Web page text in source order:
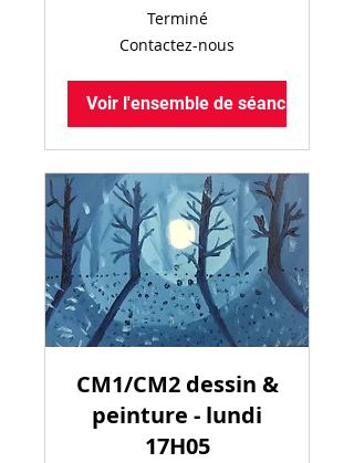
Terminé
Contactez-nous
Voir l'ensemble de séances
CM1/CM2 dessin &
peinture - lundi
17H05